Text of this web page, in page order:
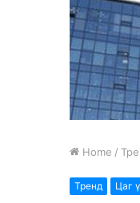
Home /
Тренд Цаг